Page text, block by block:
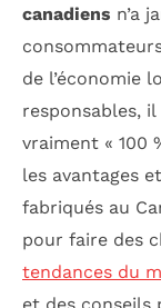
canadiens n’a
de l’économie
responsables,
vraiment « 100
les avantages
fabriqués au
pour faire des
tendances du